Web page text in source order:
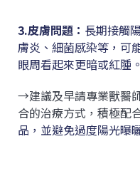
3.皮膚問題 ： 長期接觸
膚炎、細菌感染等，可
眼周看起來更暗或紅腫。
→建議及早請專業獸醫
合的治療方式，積極配
品，並避免過度陽光曝